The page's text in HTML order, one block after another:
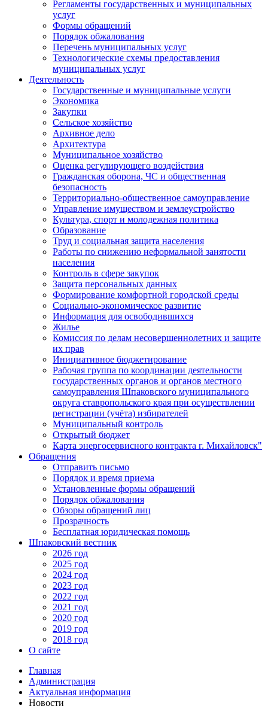
Регламенты государственных и муниципальных
услуг
Формы обращений
Порядок обжалования
Перечень муниципальных услуг
Технологические схемы предоставления
муниципальных услуг
Деятельность
Государственные и муниципальные услуги
Экономика
Закупки
Сельское хозяйство
Архивное дело
Архитектура
Муниципальное хозяйство
Оценка регулирующего воздействия
Гражданская оборона, ЧС и общественная
безопасность
Территориально-общественное самоуправление
Управление имуществом и землеустройство
Культура, спорт и молодежная политика
Образование
Труд и социальная защита населения
Работы по снижению неформальной занятости
населения
Контроль в сфере закупок
Защита персональных данных
Формирование комфортной городской среды
Социально-экономическое развитие
Информация для освободившихся
Жилье
Комиссия по делам несовершеннолетних и защите
их прав
Инициативное бюджетирование
Рабочая группа по координации деятельности
государственных органов и органов местного
самоуправления Шпаковского муниципального
округа ставропольского края при осуществлении
регистрации (учёта) избирателей
Муниципальный контроль
Открытый бюджет
Карта энергосервисного контракта г. Михайловск"
Обращения
Отправить письмо
Порядок и время приема
Установленные формы обращений
Порядок обжалования
Обзоры обращений лиц
Прозрачность
Бесплатная юридическая помощь
Шпаковский вестник
2026 год
2025 год
2024 год
2023 год
2022 год
2021 год
2020 год
2019 год
2018 год
О сайте
Главная
Администрация
Актуальная информация
Новости